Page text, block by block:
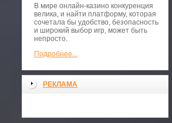
В мире онлайн-казино конкуренция
велика, и найти платформу, которая
сочетала бы удобство, безопасность
и широкий выбор игр, может быть
непросто.
Подробнее...
РЕКЛАМА